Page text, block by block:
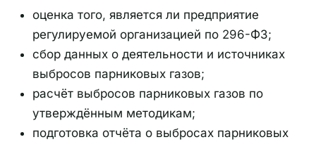
оценка того, является ли предприятие
регулируемой организацией по 296-ФЗ;
сбор данных о деятельности и источниках
выбросов парниковых газов;
расчёт выбросов парниковых газов по
утверждённым методикам;
подготовка отчёта о выбросах парниковых